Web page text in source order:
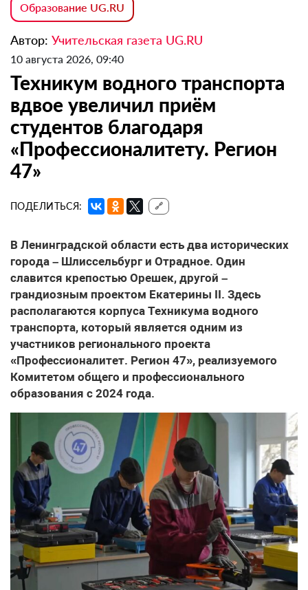
Образование UG.RU
Автор: Учительская газета UG.RU
10 августа 2026, 09:40
Техникум водного транспорта
вдвое увеличил приём
студентов благодаря
«Профессионалитету. Регион
47»
ПОДЕЛИТЬСЯ: 🔗
В Ленинградской области есть два исторических
города – Шлиссельбург и Отрадное. Один
славится крепостью Орешек, другой –
грандиозным проектом Екатерины II. Здесь
располагаются корпуса Техникума водного
транспорта, который является одним из
участников регионального проекта
«Профессионалитет. Регион 47», реализуемого
Комитетом общего и профессионального
образования с 2024 года.